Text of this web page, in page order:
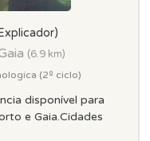
(6.9 km)
(2º ciclo)
disponível para
e Gaia.Cidades